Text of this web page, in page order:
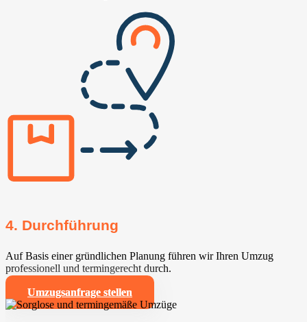
4. Durchführung
Auf Basis einer gründlichen Planung führen wir Ihren Umzug
professionell und termingerecht durch.
Umzugsanfrage stellen